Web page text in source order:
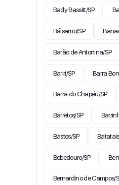
Bady Bassitt/SP
Bálsamo/SP
Barão de Antonina/SP
Bariri/SP Barra
Barra do Chapéu/SP
Barretos/SP
Bastos/SP
Bebedouro/SP
Bernardino de Campos/